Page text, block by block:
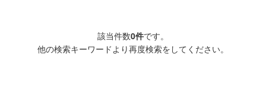
該当件数0件です。
他の検索キーワードより再度検索をしてください。